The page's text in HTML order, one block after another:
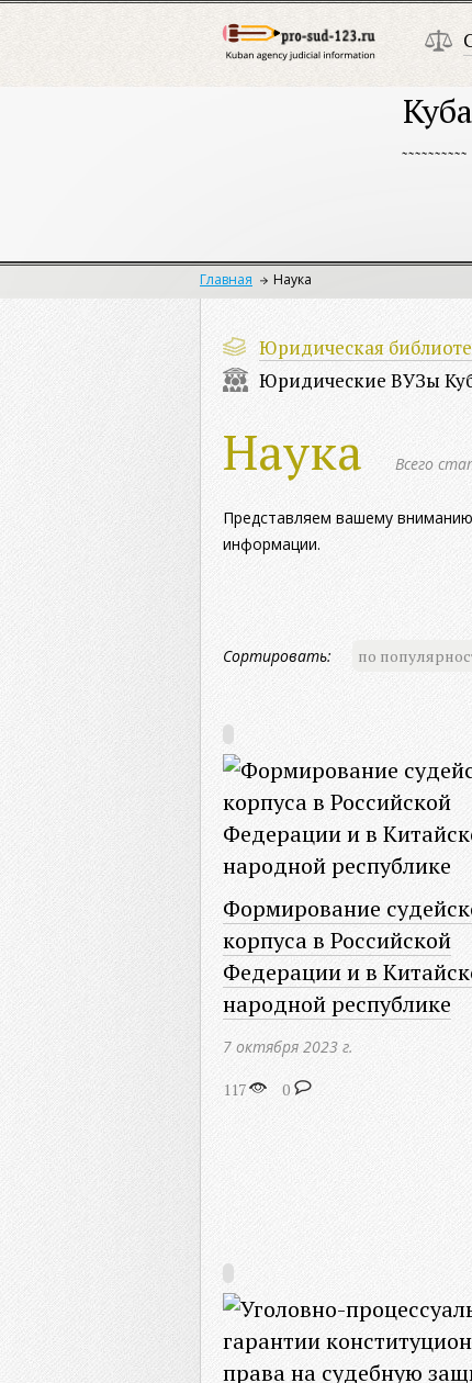
Главная Наука
Юридическая
Юридические ВУЗы
Наука Всего
Представляем вашему
информации.
Сортировать: по
Формирование
корпуса в Российской
Федерации и в
народной республике
7 октября 2023 г.
117 0